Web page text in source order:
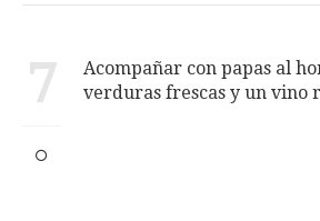
7
Acompañar con papas al
verduras frescas y un vino